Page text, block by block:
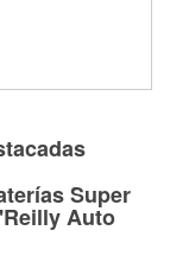
encontrar las
Super
Auto